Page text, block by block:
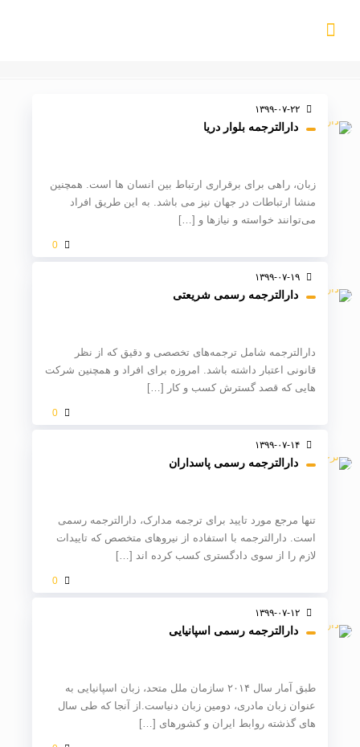
۱۳۹۹-۰۷-۲۲
دارالترجمه بلوار دریا
زبان، راهی برای برقراری ارتباط بین انسان ها است. همچنین
منشا ارتباطات در جهان نیز می باشد. به این طریق افراد
می‌توانند خواسته و نیازها و […]
0
۱۳۹۹-۰۷-۱۹
دارالترجمه رسمی شریعتی
دارالترجمه شامل ترجمه‌های تخصصی و دقیق که از نظر
قانونی اعتبار داشته باشد. امروزه برای افراد و همچنین شرکت
هایی که قصد گسترش کسب و کار
[…]
0
۱۳۹۹-۰۷-۱۴
دارالترجمه رسمی پاسداران
تنها مرجع مورد تایید برای ترجمه مدارک، دارالترجمه رسمی
است. دارالترجمه با استفاده از نیروهای متخصص که تاییدات
لازم را از سوی دادگستری کسب کرده اند[…]
0
۱۳۹۹-۰۷-۱۲
دارالترجمه رسمی اسپانیایی
طبق آمار سال ۲۰۱۴ سازمان ملل متحد، زبان اسپانیایی به
عنوان زبان مادری، دومین زبان دنیاست.از آنجا که طی سال
های گذشته روابط ایران و کشورهای […]